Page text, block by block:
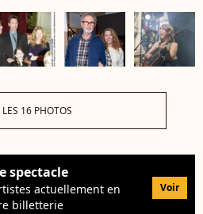
LES 16 PHOTOS
spectacle
actuellement en
billetterie
Voir